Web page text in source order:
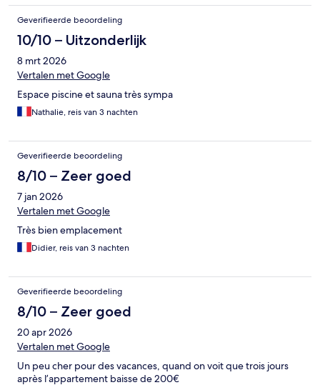
Geverifieerde beoordeling
10/10 – Uitzonderlijk
8 mrt 2026
Vertalen met Google
Espace piscine et sauna très sympa
Nathalie, reis van 3 nachten
Geverifieerde beoordeling
8/10 – Zeer goed
7 jan 2026
Vertalen met Google
Très bien emplacement
Didier, reis van 3 nachten
Geverifieerde beoordeling
8/10 – Zeer goed
20 apr 2026
Vertalen met Google
Un peu cher pour des vacances, quand on voit que trois jours
après l’appartement baisse de 200€